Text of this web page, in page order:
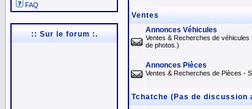
FAQ
:: Sur le forum :.
Ventes
Annonces Véhicules
Ventes & Recherches de
de photos.)
Annonces Pièces
Ventes & Recherches de Pièces -
Tchatche (Pas de discussion